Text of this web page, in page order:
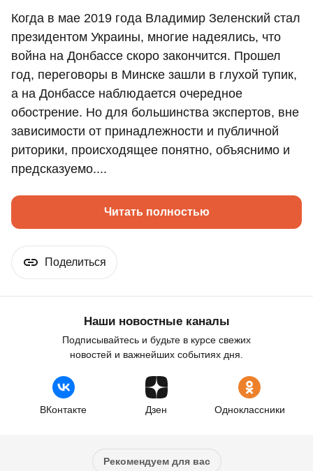
Когда в мае 2019 года Владимир Зеленский стал
президентом Украины, многие надеялись, что
война на Донбассе скоро закончится. Прошел
год, переговоры в Минске зашли в глухой тупик,
а на Донбассе наблюдается очередное
обострение. Но для большинства экспертов, вне
зависимости от принадлежности и публичной
риторики, происходящее понятно, объяснимо и
предсказуемо....
Читать полностью
Поделиться
Наши новостные каналы
Подписывайтесь и будьте в курсе свежих
новостей и важнейших событиях дня.
ВКонтакте Дзен Одноклассники
Рекомендуем для вас